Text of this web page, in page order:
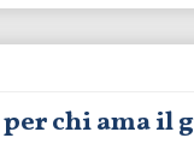
chi ama il